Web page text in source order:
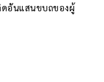
ดอันแสนขบถของผู้